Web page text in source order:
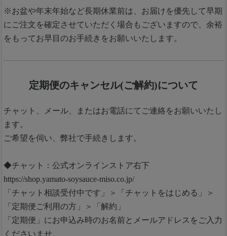
※お盆や年末年始など長期休業前は、お届けを優先して早期
にご注文を確定させていただく場合もございますので、余裕
をもってお早目のお手続きをお願いいたします。
定期便のキャンセル(ご解約)について
チャット、メール、またはお電話にてご連絡をお願いいたし
ます。
ご希望を伺い、弊社で手続きします。
◆チャット：公式オンラインストア右下
https://shop.yamato-soysauce-miso.co.jp/
「チャット相談受付中です」＞「チャットをはじめる」＞
「定期便ご利用の方」＞「解約」
「定期便」にお申込み時のお名前とメールアドレスをご入力
くださいませ。